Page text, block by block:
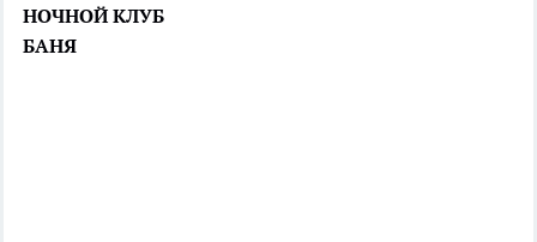
НОЧНОЙ КЛУБ
БАНЯ